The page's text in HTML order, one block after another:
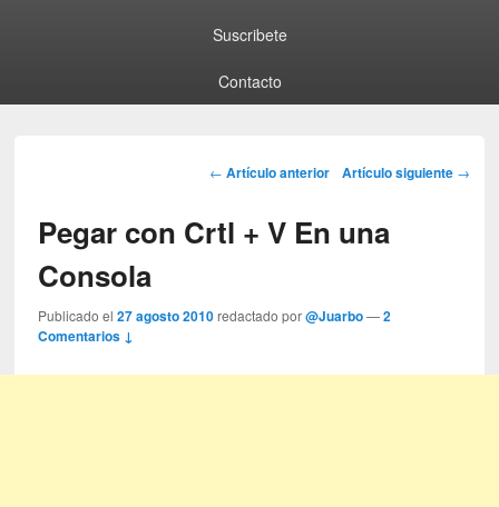
Suscribete
Contacto
Post navigation
← Artículo anterior Artículo siguiente →
Pegar con Crtl + V En una
Consola
Publicado el27 agosto 2010 redactado por@Juarbo —2
Comentarios ↓